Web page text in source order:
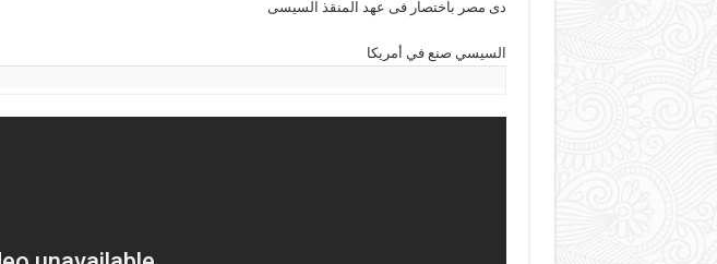
دى مصر باختصار فى عهد المنقذ السيسى
السيسي صنع في أمريكا